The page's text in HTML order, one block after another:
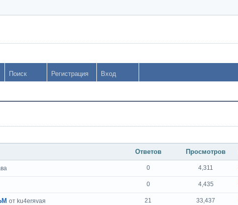
Поиск Регистрация Вход
Ответов Просмотров
0 4,311
0 4,435
от ku4erяvaя 21 33,437